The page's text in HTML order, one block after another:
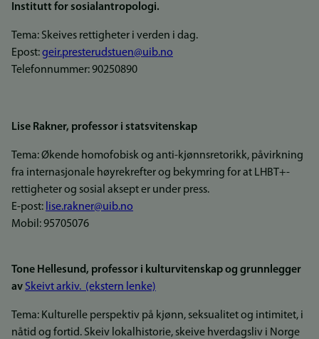
Institutt for sosialantropologi.
Tema: Skeives rettigheter i verden i dag.
Epost:geir.presterudstuen@uib.no
Telefonnummer: 90250890
Lise Rakner, professor i statsvitenskap
Tema: Økende homofobisk og anti-kjønnsretorikk, påvirkning
fra internasjonale høyrekrefter og bekymring for at LHBT+-
rettigheter og sosial aksept er under press.
E-post: lise.rakner@uib.no
Mobil: 95705076
Tone Hellesund, professor i kulturvitenskap og grunnlegger
av Skeivt arkiv. (ekstern lenke)
Tema: Kulturelle perspektiv på kjønn, seksualitet og intimitet, i
nåtid og fortid. Skeiv lokalhistorie, skeive hverdagsliv i Norge